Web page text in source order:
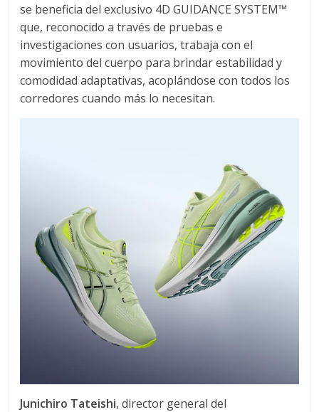
se beneficia del exclusivo 4D GUIDANCE SYSTEM™
que, reconocido a través de pruebas e
investigaciones con usuarios, trabaja con el
movimiento del cuerpo para brindar estabilidad y
comodidad adaptativas, acoplándose con todos los
corredores cuando más lo necesitan.
Junichiro Tateishi, director general del